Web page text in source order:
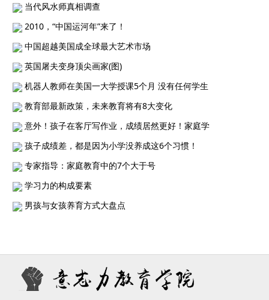
当代风水师真相调查
2010，“中国运河年”来了！
中国超越美国成全球最大艺术市场
英国屠夫变身顶尖画家(图)
机器人教师在美国一大学授课5个月 没有任何学生
教育部最新政策，未来教育将有8大变化
意外！孩子在客厅写作业，成绩居然更好！家庭学
孩子成绩差，都是因为小学没养成这6个习惯！
专家指导：家庭教育中的7个大于号
学习力的构成要素
男孩与女孩养育方式大盘点